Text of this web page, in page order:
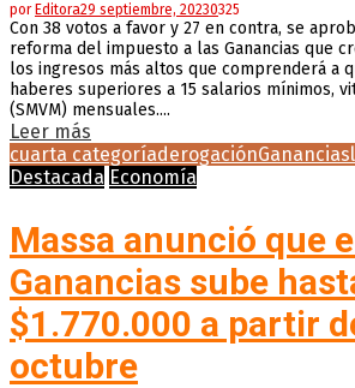
por Editora29 septiembre, 20230325
Con 38 votos a favor y 27 en contra, se
reforma del impuesto a las Ganancias que
los ingresos más altos que comprenderá a
haberes superiores a 15 salarios mínimos,
(SMVM) mensuales....
Leer más
cuarta categoríaderogaciónGanancias
Destacada Economía
Massa anunció que
Ganancias sube
$1.770.000 a partir
octubre